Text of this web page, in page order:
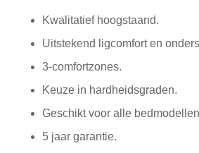
Kwalitatief hoogstaand.
Uitstekend ligcomfort en
3-comfortzones.
Keuze in hardheidsgraden.
Geschikt voor alle
5 jaar garantie.